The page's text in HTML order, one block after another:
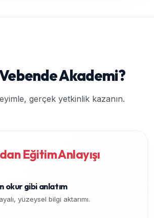
Akademi?
gerçek yetkinlik kazanın.
Eğitim Anlayışı
okur gibi anlatım
yüzeysel bilgi aktarımı.